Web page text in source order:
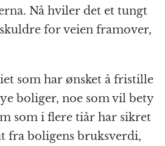
Nå hviler det et tungt
for veien framover,
som har ønsket å fristille
boliger, noe som vil bety
som i flere tiår har sikret
fra boligens bruksverdi,